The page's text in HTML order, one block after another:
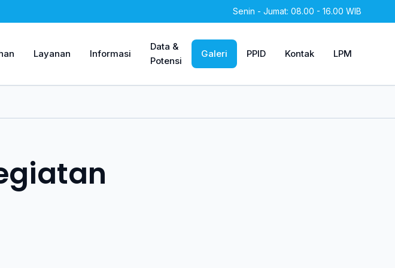
Senin - Jumat: 08.00 - 16.00 WIB
Layanan Informasi
Data &
Potensi
Galeri PPID Kontak LPM